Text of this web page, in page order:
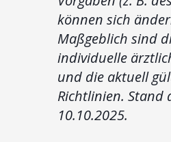
können sich
Maßgeblich sind
individuelle
und die aktuell
Richtlinien. Stand
10.10.2025.